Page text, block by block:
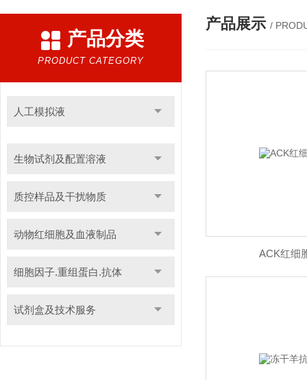
产品分类
PRODUCT CATEGORY
人工模拟液
生物试剂及配置溶液
质控样品及干扰物质
动物红细胞及血液制品
细胞因子.重组蛋白.抗体
试剂盒及技术服务
产品展示 /
ACK红细